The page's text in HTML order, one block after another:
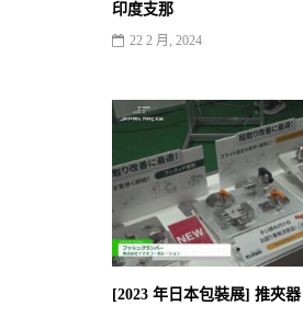
印度支那
22 2 月, 2024
[2023 年日本包裝展] 推夾